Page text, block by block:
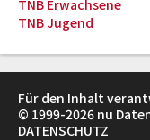
TNB Erwachsene
TNB Jugend
Für den Inhalt
© 1999-2026 nu
DATENSCHUTZ